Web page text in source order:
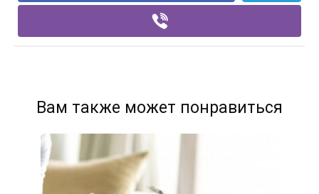
Вам также может понравиться